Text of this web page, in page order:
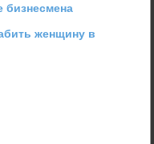
женщину в